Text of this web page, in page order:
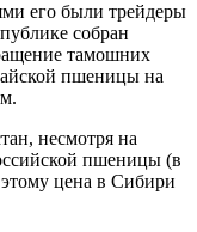
его были трейдеры
собран
тамошних
пшеницы на
несмотря на
пшеницы (в
цена в Сибири